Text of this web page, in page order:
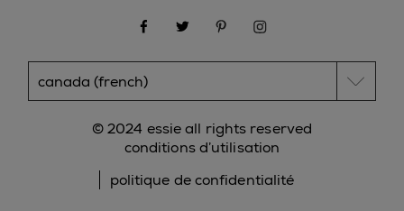
© 2024 essie all rights reserved
conditions d’utilisation
politique de confidentialité
facebooktwitter pinterest